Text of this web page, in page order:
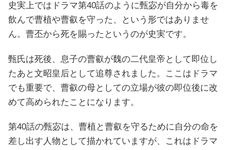
史実上ではドラマ第40話のように甄宓が自分から毒を
飲んで曹植や曹叡を守った、という形ではありませ
ん。曹丕から死を賜ったというのが史実です。
甄氏は死後、息子の曹叡が魏の二代皇帝として即位し
たあと文昭皇后として追尊されました。ここはドラマ
でも重要で、曹叡の母としての立場が彼の即位後に改
めて高められたことになります。
第40話の甄宓は、曹植と曹叡を守るために自分の命を
差し出す人物として描かれていますが、これはドラマ